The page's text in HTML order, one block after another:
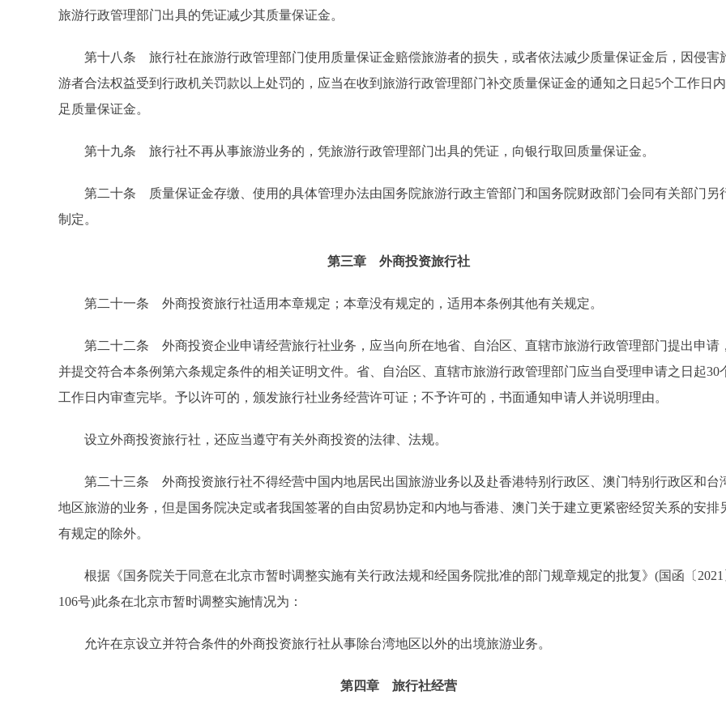
旅游行政管理部门出具的凭证减少其质量保证金。
第十八条 旅行社在旅游行政管理部门使用质量保证金赔偿旅游者的损失，或者依法减少质量保证金后，因侵害
游者合法权益受到行政机关罚款以上处罚的，应当在收到旅游行政管理部门补交质量保证金的通知之日起5个工作日
足质量保证金。
第十九条 旅行社不再从事旅游业务的，凭旅游行政管理部门出具的凭证，向银行取回质量保证金。
第二十条 质量保证金存缴、使用的具体管理办法由国务院旅游行政主管部门和国务院财政部门会同有关部门另
制定。
第三章 外商投资旅行社
第二十一条 外商投资旅行社适用本章规定；本章没有规定的，适用本条例其他有关规定。
第二十二条 外商投资企业申请经营旅行社业务，应当向所在地省、自治区、直辖市旅游行政管理部门提出申请
并提交符合本条例第六条规定条件的相关证明文件。省、自治区、直辖市旅游行政管理部门应当自受理申请之日起30
工作日内审查完毕。予以许可的，颁发旅行社业务经营许可证；不予许可的，书面通知申请人并说明理由。
设立外商投资旅行社，还应当遵守有关外商投资的法律、法规。
第二十三条 外商投资旅行社不得经营中国内地居民出国旅游业务以及赴香港特别行政区、澳门特别行政区和台
地区旅游的业务，但是国务院决定或者我国签署的自由贸易协定和内地与香港、澳门关于建立更紧密经贸关系的安排
有规定的除外。
根据《国务院关于同意在北京市暂时调整实施有关行政法规和经国务院批准的部门规章规定的批复》(国函〔2021
106号)此条在北京市暂时调整实施情况为：
允许在京设立并符合条件的外商投资旅行社从事除台湾地区以外的出境旅游业务。
第四章 旅行社经营